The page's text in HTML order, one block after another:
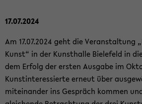
17.07.2024
Am 17.07.2024 geht die Ver­an­stal­tung
Kunst“ in der Kunst­hal­le Bie­le­feld in
dem Er­folg der ers­ten Aus­ga­be im
Kunst­in­ter­es­sier­te er­neut über
mit­ein­an­der ins Ge­spräch kom­men